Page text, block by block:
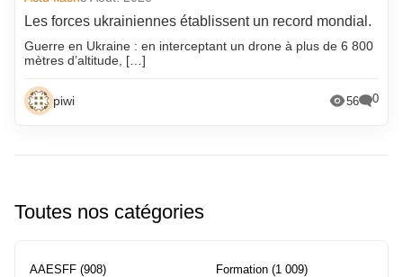
Les forces ukrainiennes établissent un record mondial.
Guerre en Ukraine : en interceptant un drone à plus de 6 800
mètres d’altitude, […]
piwi 56 0
Toutes nos catégories
AAESFF (908) Formation (1 009)